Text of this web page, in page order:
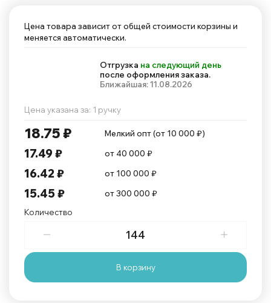
Цена товара зависит от общей стоимости корзины и
меняется автоматически.
Отгрузка на следующий день
после оформления заказа.
Ближайшая: 11.08.2026
Цена указана за: 1 ручку
18.75 ₽ Мелкий опт (от 10 000 ₽)
17.49 ₽ от 40 000 ₽
16.42 ₽ от 100 000 ₽
15.45 ₽
от 300 000 ₽
Количество
В корзину